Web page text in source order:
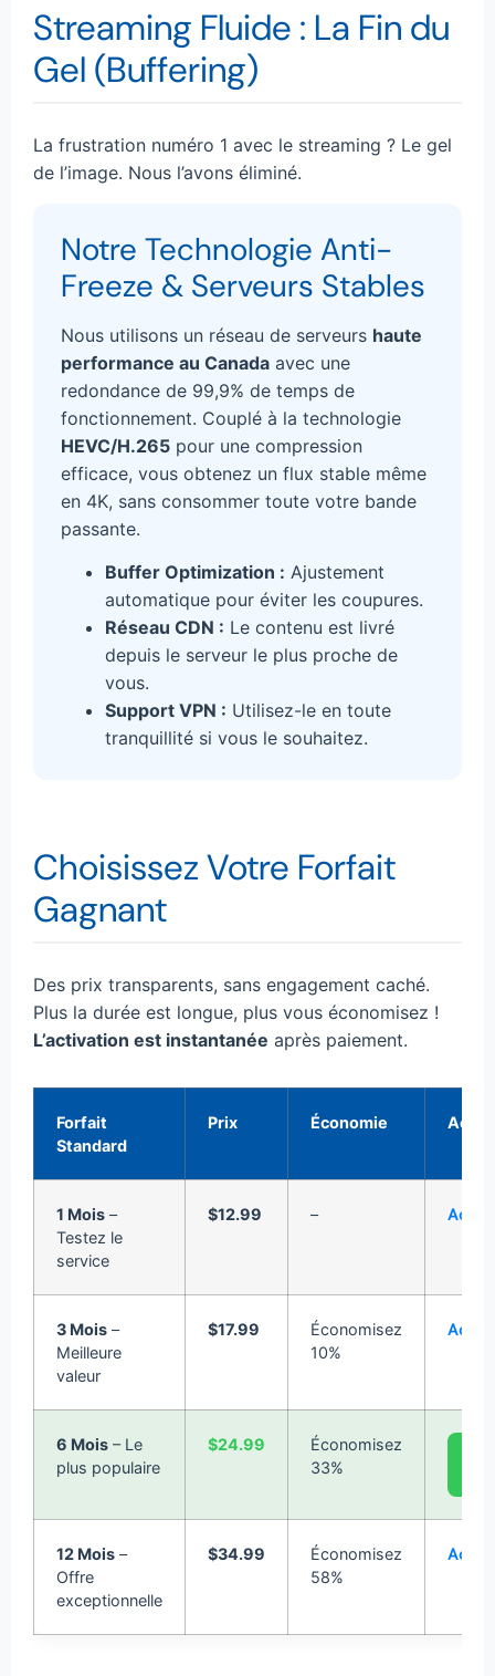
Streaming Fluide : La Fin du
Gel (Buffering)
La frustration numéro 1 avec le streaming ? Le gel
de l’image. Nous l’avons éliminé.
Notre Technologie Anti-
Freeze & Serveurs Stables
Nous utilisons un réseau de serveurs haute
performance au Canada avec une
redondance de 99,9% de temps de
fonctionnement. Couplé à la technologie
HEVC/H.265 pour une compression
efficace, vous obtenez un flux stable même
en 4K, sans consommer toute votre bande
passante.
Buffer Optimization : Ajustement
automatique pour éviter les coupures.
Réseau CDN : Le contenu est livré
depuis le serveur le plus proche de
vous.
Support VPN : Utilisez-le en toute
tranquillité si vous le souhaitez.
Choisissez Votre Forfait
Gagnant
Des prix transparents, sans engagement caché.
Plus la durée est longue, plus vous économisez !
L’activation est instantanée après paiement.
Forfait
Standard
Prix Économie
1 Mois –
Testez le
service
$12.99 –
3 Mois –
Meilleure
valeur
$17.99
Économisez
10%
6 Mois – Le
plus populaire
$24.99
Économisez
33%
12 Mois –
Offre
exceptionnelle
$34.99
Économisez
58%